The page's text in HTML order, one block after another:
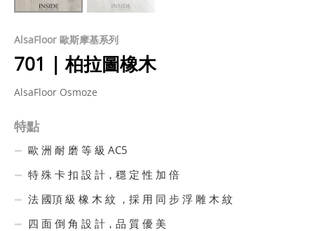
AlsaFloor 歐斯摩基系列
701 | 柏拉圖橡木
AlsaFloor Osmoze
特點
歐 洲 耐 磨 等 級 AC5
特 殊 卡 扣 設 計，穩 定 性 加 倍
法 國頂 級 橡 木 紋 ，採 用 同 步 浮 雕 木 紋
四 面 倒 角 設 計，品 質 優 美